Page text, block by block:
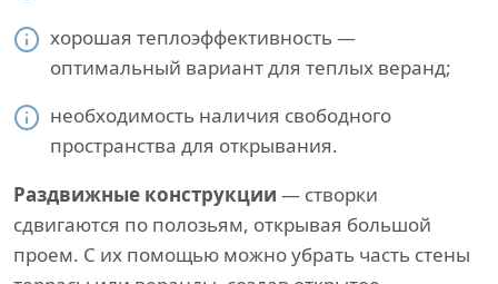
хорошая теплоэффективность —
оптимальный вариант для теплых веранд;
необходимость наличия свободного
пространства для открывания.
Раздвижные конструкции — створки
сдвигаются по полозьям, открывая большой
проем. С их помощью можно убрать часть стены